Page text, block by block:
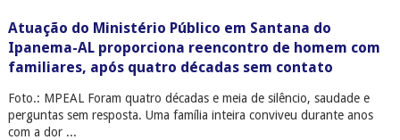
Atuação do Ministério Público em Santana do
Ipanema-AL proporciona reencontro de homem com
familiares, após quatro décadas sem contato
Foto.: MPEAL Foram quatro décadas e meia de silêncio, saudade e
perguntas sem resposta. Uma família inteira conviveu durante anos
com a dor ...